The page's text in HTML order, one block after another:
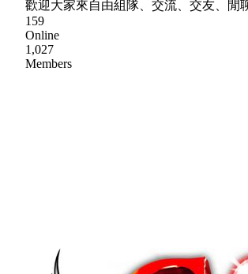
歡迎大家來自由組隊、交流、交友、閒
159
Online
1,027
Members